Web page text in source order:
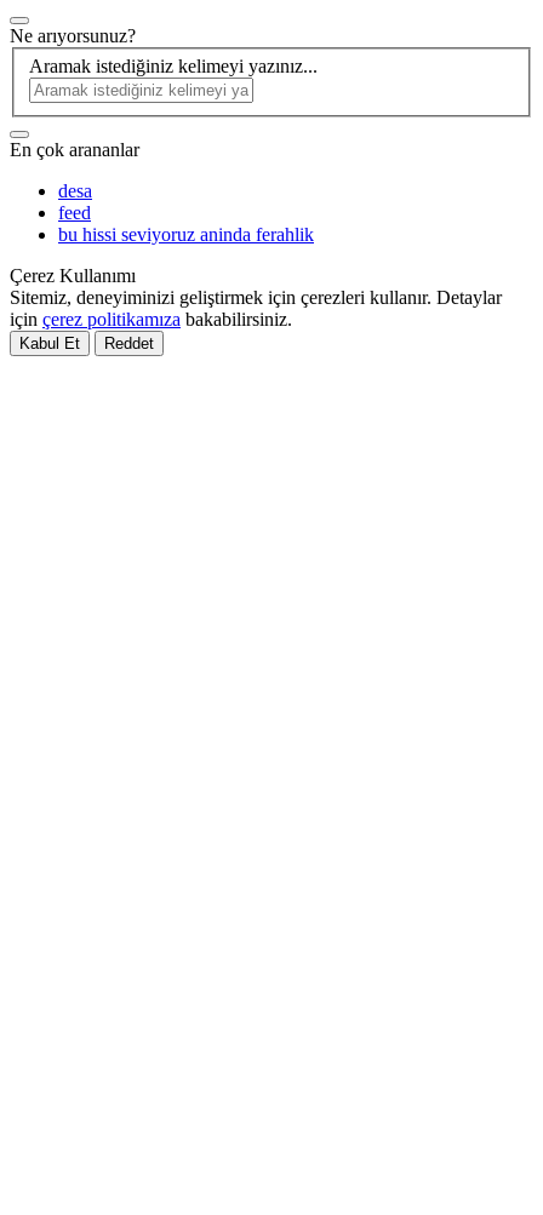
Ne arıyorsunuz?
Aramak istediğiniz kelimeyi yazınız...
En çok arananlar
desa
feed
bu hissi seviyoruz aninda ferahlik
Çerez Kullanımı
Sitemiz, deneyiminizi geliştirmek için çerezleri kullanır. Detaylar
için çerez politikamıza bakabilirsiniz.
Kabul Et Reddet